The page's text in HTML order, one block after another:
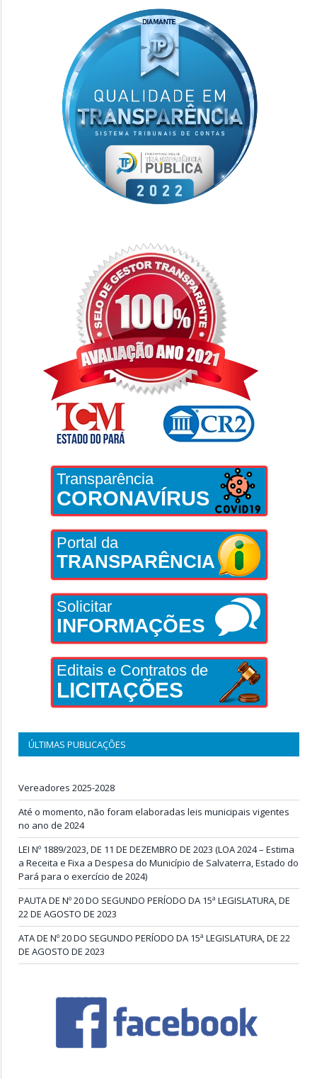
Transparência
CORONAVÍRUS
Portal da
TRANSPARÊNCIA
Solicitar
INFORMAÇÕES
Editais e Contratos de
LICITAÇÕES
ÚLTIMAS PUBLICAÇÕES
Vereadores 2025-2028
Até o momento, não foram elaboradas leis municipais vigentes
no ano de 2024
LEI Nº 1889/2023, DE 11 DE DEZEMBRO DE 2023 (LOA 2024 – Estima
a Receita e Fixa a Despesa do Município de Salvaterra, Estado do
Pará para o exercício de 2024)
PAUTA DE Nº 20 DO SEGUNDO PERÍODO DA 15ª LEGISLATURA, DE
22 DE AGOSTO DE 2023
ATA DE Nº 20 DO SEGUNDO PERÍODO DA 15ª LEGISLATURA, DE 22
DE AGOSTO DE 2023